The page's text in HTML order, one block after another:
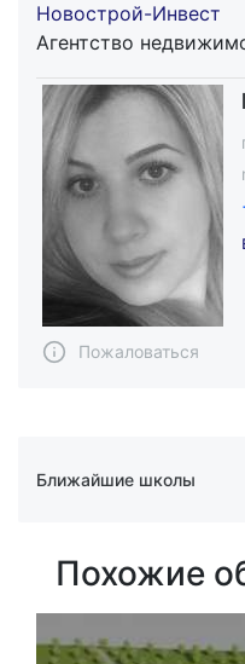
Новострой-Инвест
Агентство
Пожаловаться
Ближайшие школы
Похожие